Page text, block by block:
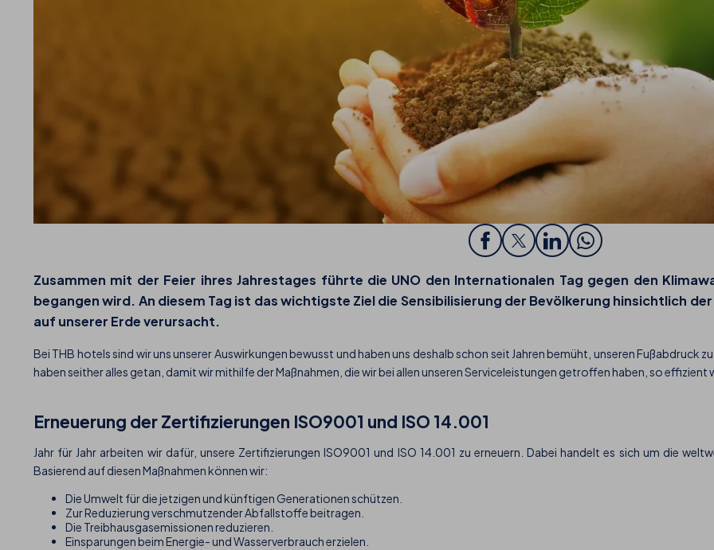
Zusammen mit der Feier ihres Jahrestages führte die UNO den Internationalen Tag gegen den
begangen wird. An diesem Tag ist das wichtigste Ziel die Sensibilisierung der Bevölkerung hinsichtlich
auf unserer Erde verursacht.
Bei THB hotels sind wir uns unserer Auswirkungen bewusst und haben uns deshalb schon seit Jahren bemüht, unseren Fußabdruck
haben seither alles getan, damit wir mithilfe der Maßnahmen, die wir bei allen unseren Serviceleistungen getroffen haben, so effizient
Erneuerung der Zertifizierungen ISO9001 und ISO 14.001
Jahr für Jahr arbeiten wir dafür, unsere Zertifizierungen ISO9001 und ISO 14.001 zu erneuern. Dabei handelt es sich um die
Basierend auf diesen Maßnahmen können wir:
Die Umwelt für die jetzigen und künftigen Generationen schützen.
Zur Reduzierung verschmutzender Abfallstoffe beitragen.
Die Treibhausgasemissionen reduzieren.
Einsparungen beim Energie- und Wasserverbrauch erzielen.